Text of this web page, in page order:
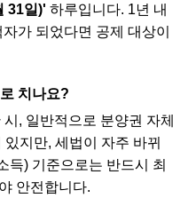
31일)' 하루입니다. 1년 내
가 되었다면 공제 대상이
치나요?
, 일반적으로 분양권 자체
지만, 세법이 자주 바뀌
득) 기준으로는 반드시 최
안전합니다.